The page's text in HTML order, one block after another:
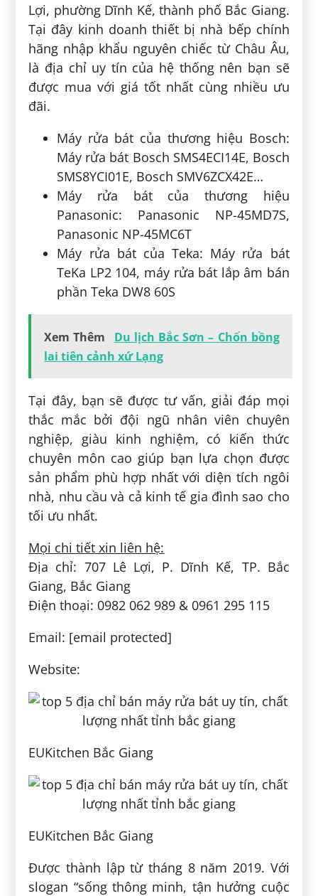
Lợi, phường Dĩnh Kế, thành phố Bắc Giang.
Tại đây kinh doanh thiết bị nhà bếp chính
hãng nhập khẩu nguyên chiếc từ Châu Âu,
là địa chỉ uy tín của hệ thống nên bạn sẽ
được mua với giá tốt nhất cùng nhiều ưu
đãi.
Máy rửa bát của thương hiệu Bosch:
Máy rửa bát Bosch SMS4ECI14E, Bosch
SMS8YCI01E, Bosch SMV6ZCX42E…
Máy rửa bát của thương hiệu
Panasonic: Panasonic NP-45MD7S,
Panasonic NP-45MC6T
Máy rửa bát của Teka: Máy rửa bát
TeKa LP2 104, máy rửa bát lắp âm bán
phần Teka DW8 60S
Xem Thêm
Du lịch Bắc Sơn – Chốn bồng
lai tiên cảnh xứ Lạng
Tại đây, bạn sẽ được tư vấn, giải đáp mọi
thắc mắc bởi đội ngũ nhân viên chuyên
nghiệp, giàu kinh nghiệm, có kiến thức
chuyên môn cao giúp bạn lựa chọn được
sản phẩm phù hợp nhất với diện tích ngôi
nhà, nhu cầu và cả kinh tế gia đình sao cho
tối ưu nhất.
Mọi chi tiết xin liên hệ:
Địa chỉ: 707 Lê Lợi, P. Dĩnh Kế, TP. Bắc
Giang, Bắc Giang
Điện thoại: 0982 062 989 & 0961 295 115
Email: [email protected]
Website:
EUKitchen Bắc Giang
EUKitchen Bắc Giang
Được thành lập từ tháng 8 năm 2019. Với
slogan “sống thông minh, tận hưởng cuộc